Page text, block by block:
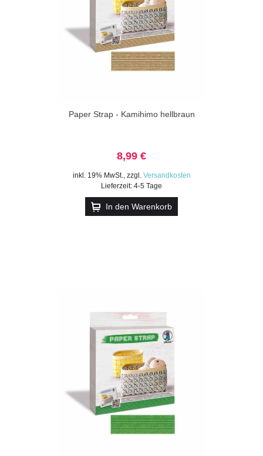
Paper Strap - Kamihimo hellbraun
8,99 €
inkl. 19% MwSt., zzgl. Versandkosten
Lieferzeit: 4-5 Tage
In den Warenkorb